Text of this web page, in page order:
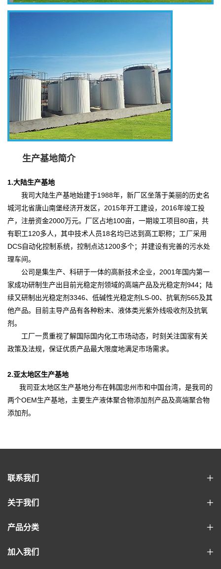
生产基地简介
1.大陆生产基地
我司大陆生产基地始建于1988年，新厂区坐落于美丽的历史名
城河北省唐山南堡经济开发区，2015年开工建设，2016年竣工投
产，注册资金2000万元。厂区占地100亩，一期竣工项目80亩，共
有职工120多人，其中技术人员18名均已达到高工职称；工厂采用
DCS自动化控制系统，控制点达1200多个；并建设有完善的污水处
理车间。
公司是集生产、科研于一体的高新技术企业，2001年国内第一
家成功研制生产出目前光稳定剂领域的高端产品及光稳定剂944；陆
续又研制出光稳定剂3346、低碱性光稳定剂LS-00、抗氧剂565及其
他产品。目前主导产品有各种粉末、液体类光紫外线吸收剂及抗氧
剂。
工厂一贯重视了解国际国内化工市场动态，时刻关注国家有关
政策及法规，保证优质产品最大限度地满足市场需求。
2.亚太地区生产基地
我司亚太地区生产基地分布在韩国忠州市和中国台湾，是我司的
两个OEM生产基地，主要生产液体聚合物添加剂产品及高端聚合物
添加剂。
联系我们
关于我们
产品分类
加入我们